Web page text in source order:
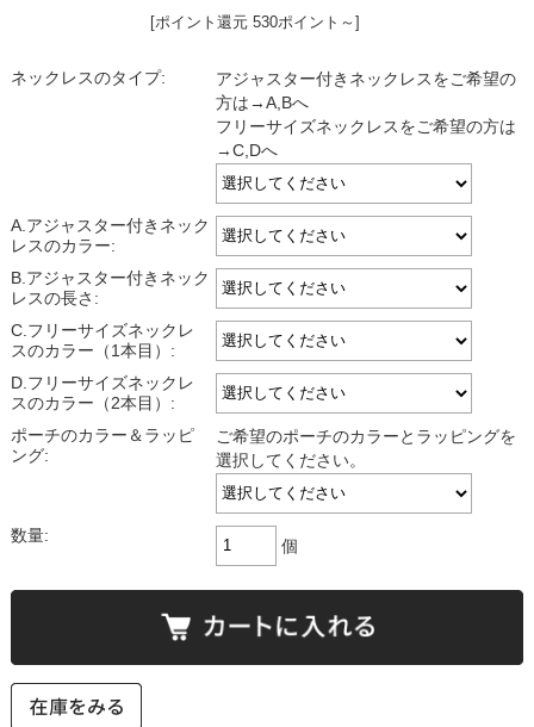
[ポイント還元 530ポイント～]
ネックレスのタイプ:
アジャスター付きネックレスをご希望の
方は→A,Bへ
フリーサイズネックレスをご希望の方は
→C,Dへ
A.アジャスター付きネック
レスのカラー:
B.アジャスター付きネック
レスの長さ:
C.フリーサイズネックレ
スのカラー（1本目）:
D.フリーサイズネックレ
スのカラー（2本目）:
ポーチのカラー＆ラッピ
ング:
ご希望のポーチのカラーとラッピングを
選択してください。
数量:
個